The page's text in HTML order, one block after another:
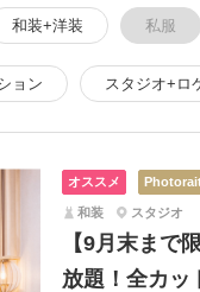
和装+洋装 私服
ョン スタジオ+ロ
オススメ
和装 スタジオ
【9月末ま
放題！全カッ